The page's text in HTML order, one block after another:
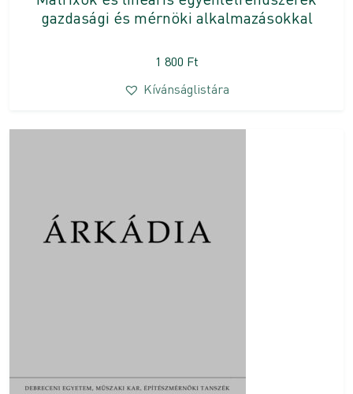
gazdasági és mérnöki alkalmazásokkal
1 800 Ft
Kívánságlistára